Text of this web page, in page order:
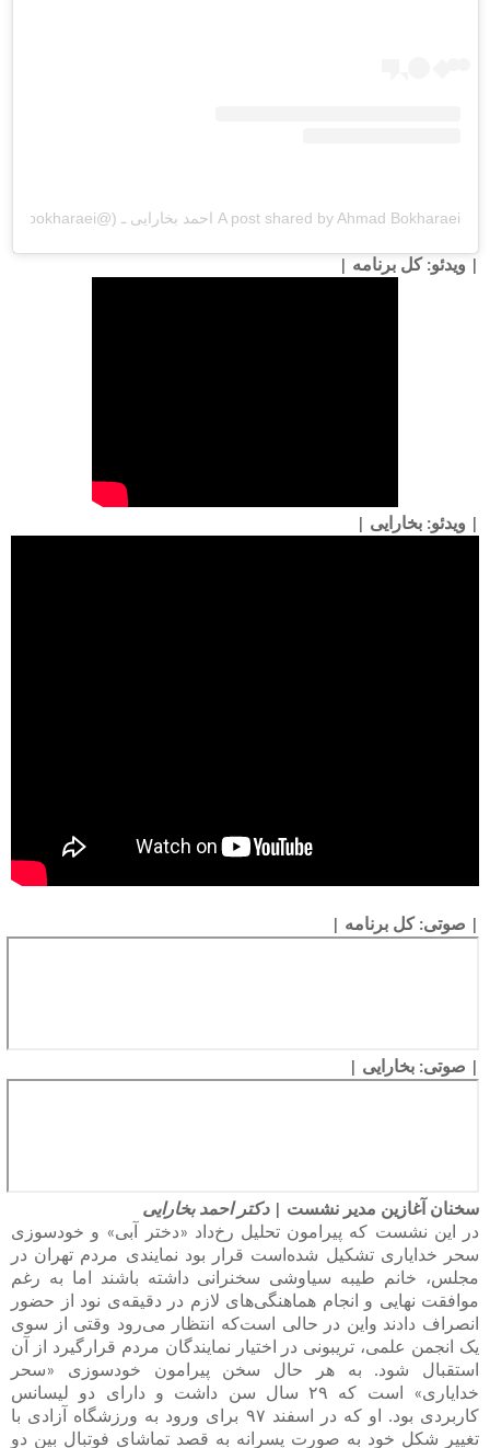
A post shared by Ahmad Bokharaei احمد بخارایی ـ (@dr.bokharaei)
| ویدئو: کل برنامه |
| ویدئو: بخارایی |
| صوتی: کل برنامه |
| صوتی: بخارایی |
سخنان آغازین مدیر نشست |دکتر احمد بخارایی
در این نشست که پیرامون تحلیل رخ‌داد «دختر آبی» و خودسوزی
سحر خدایاری تشکیل شده‌است قرار بود نمایند‌ی مردم تهران در
مجلس، خانم طیبه سیاوشی سخنرانی داشته باشند اما به رغم
موافقت نهایی و انجام هماهنگی‌های لازم در دقیقه‌ی نود از حضور
انصراف دادند واین در حالی است‌که انتظار می‌رود وقتی از سوی
یک انجمن علمی، تریبونی در اختیار نمایندگان مردم قرار‌گیرد از آن
استقبال شود. به هر حال سخن پیرامون خودسوزی «سحر
خدایاری» است که ۲۹ سال سن داشت و دارای دو لیسانس
کاربردی بود. او که در اسفند ۹۷ برای ورود به ورزشگاه آزادی با
تغییر شکل خود به صورت پسرانه به قصد تماشای فوتبال بین دو